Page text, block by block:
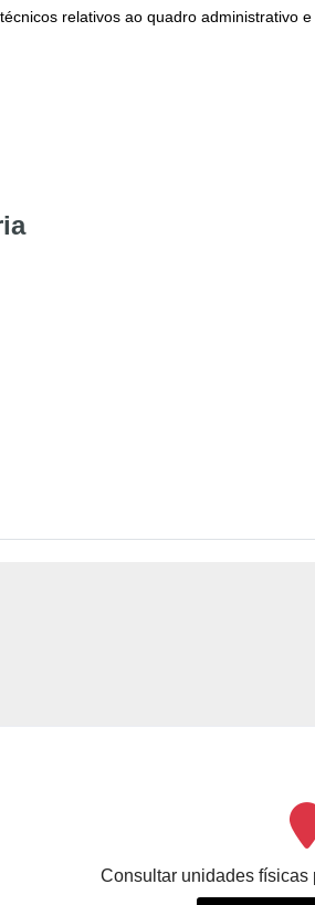
relativos ao quadro administrativo
Consultar unidades físicas